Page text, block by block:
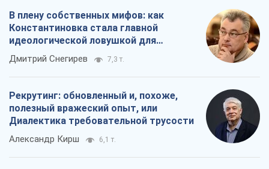
В плену собственных мифов: как
Константиновка стала главной
идеологической ловушкой для
российских оккупантов
Дмитрий Снегирев 7,3 т.
Рекрутинг: обновленный и, похоже,
полезный вражеский опыт, или
Диалектика требовательной трусости
Александр Кирш 6,1 т.